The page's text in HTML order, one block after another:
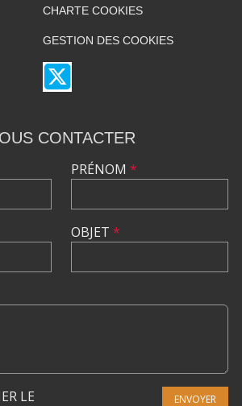
CHARTE COOKIES
GESTION DES COOKIES
CONTACTER
PRÉNOM *
OBJET *
LE ENVOYER